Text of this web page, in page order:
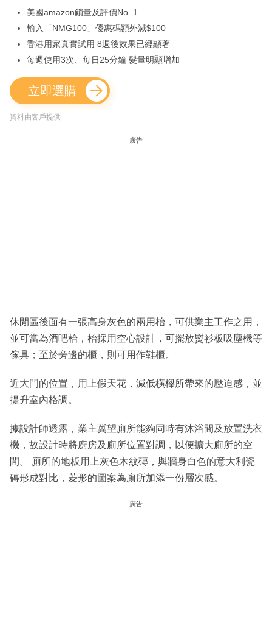
美國amazon鎖量及評價No. 1
輸入「NMG100」優惠碼額外減$100
香港用家真實試用 8週後效果已經顯著
每週使用3次、每日25分鐘 髮量明顯增加
立即選購
資料由客戶提供
廣告
休閒區後面有一張高身灰色的兩用枱，可供業主工作之用，
並可當為酒吧枱，枱採用空心設計，可擺放熨衫板吸塵機等
傢具；至於旁邊的櫃，則可用作鞋櫃。
近大門的位置，用上假天花，減低橫樑所帶來的壓迫感，並
提升室內格調。
據設計師透露，業主冀望廁所能夠同時有沐浴間及放置洗衣
機，故設計時將廚房及廁所位置對調，以便擴大廁所的空
間。 廁所的地板用上灰色木紋磚，與牆身白色的意大利瓷
磚形成對比，菱形的圖案為廁所加添一份層次感。
廣告